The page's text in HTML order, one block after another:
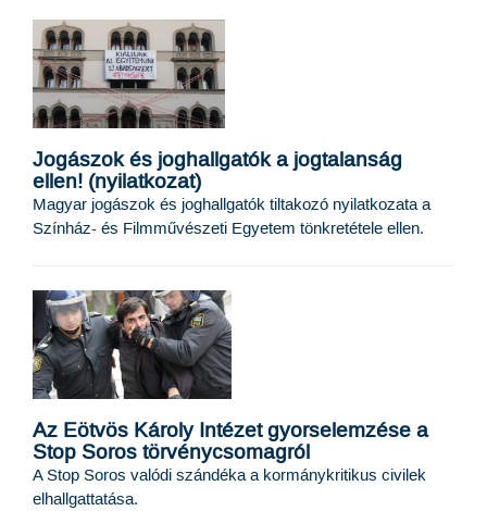
Jogászok és joghallgatók a jogtalanság
ellen! (nyilatkozat)
Magyar jogászok és joghallgatók tiltakozó nyilatkozata a
Színház- és Filmművészeti Egyetem tönkretétele ellen.
Az Eötvös Károly Intézet gyorselemzése a
Stop Soros törvénycsomagról
A Stop Soros valódi szándéka a kormánykritikus civilek
elhallgattatása.